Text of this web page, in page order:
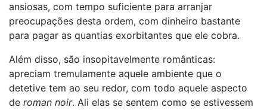
ansiosas, com tempo suficiente para arranjar
preocupações desta ordem, com dinheiro bastante
para pagar as quantias exorbitantes que ele cobra.
Além disso, são insopitavelmente românticas:
apreciam tremulamente aquele ambiente que o
detetive tem ao seu redor, com todo aquele aspecto
de roman noir. Ali elas se sentem como se estivessem